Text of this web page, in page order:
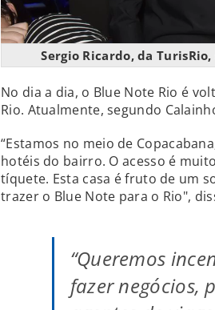
Sergio Ricardo, da
No dia a dia, o Blue Note Rio é
Rio. Atualmente, segundo
“Estamos no meio de
hotéis do bairro. O acesso é
tíquete. Esta casa é fruto de um
trazer o Blue Note para o Rio",
“Queremos
fazer negócios,